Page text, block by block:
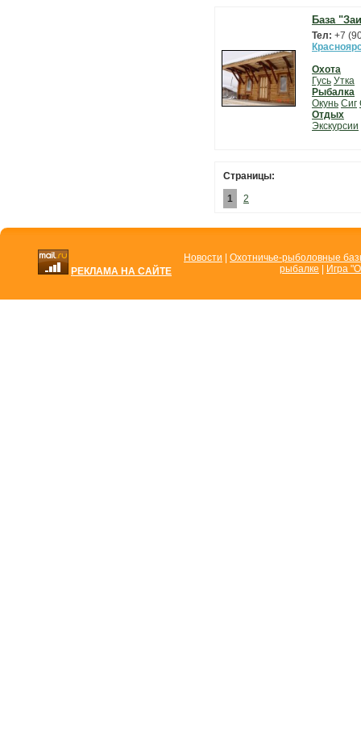
База
Тел: +7
Охота
Гусь Утка
Рыбалка
Окунь Сиг
Отдых
Экскурсии
Страницы:
1
2
РЕКЛАМА НА САЙТЕ
Новости
Охотничье-рыболовные
рыбалке
Игра